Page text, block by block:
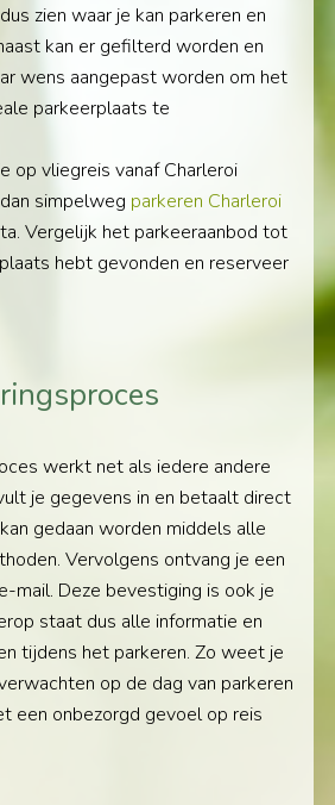
zien waar je kan parkeren en
kan er gefilterd worden en
wens aangepast worden om het
parkeerplaats te
op vliegreis vanaf Charleroi
simpelweg parkeren Charleroi
Vergelijk het parkeeraanbod tot
hebt gevonden en reserveer
werkt net als iedere andere
je gegevens in en betaalt direct
gedaan worden middels alle
Vervolgens ontvang je een
mail. Deze bevestiging is ook je
staat dus alle informatie en
tijdens het parkeren. Zo weet je
op de dag van parkeren
een onbezorgd gevoel op reis